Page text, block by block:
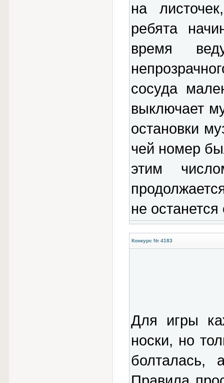
на
ребята
время
сосуда
выключает
остановки
чей номер
этим
не
Конкурс № 4183
Для игры
носки, но
болталась,